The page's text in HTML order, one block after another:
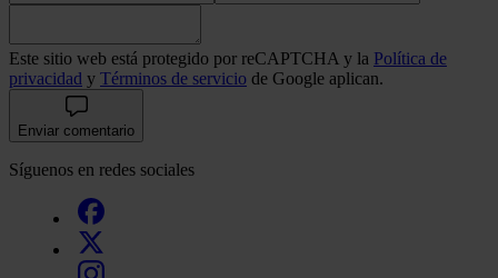
Este sitio web está protegido por reCAPTCHA y la Política de
privacidad y Términos de servicio de Google aplican.
Enviar comentario
Síguenos en redes sociales